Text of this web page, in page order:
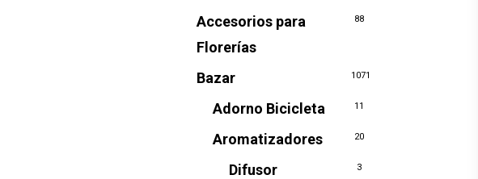
Accesorios para
Florerías
88
Bazar 1071
Adorno Bicicleta 11
Aromatizadores 20
Difusor 3